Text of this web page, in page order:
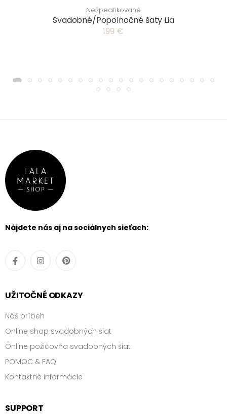
Nešpecifikované
Svadobné/Popolnočné šaty Lia
199 €
Nájdete nás aj na sociálnych sieťach:
UŽITOČNÉ ODKAZY
Náš príbeh
Online shop svadobných šiat
Online požičovňa svadobných šiat
POMOC & FAQ
Kontaktné informácie
SUPPORT